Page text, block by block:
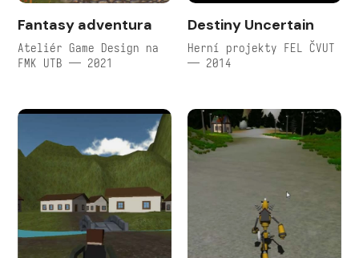
Fantasy adventura
Ateliér Game Design na
FMK UTB — 2021
Destiny Uncertain
Herní projekty FEL ČVUT
— 2014